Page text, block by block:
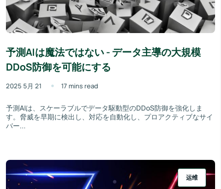
予測AIは魔法ではない - データ主導の大規模
DDoS防御を可能にする
2025 5月 21 17 mins read
予測AIは、スケーラブルでデータ駆動型のDDoS防御を強化しま
す。脅威を早期に検出し、対応を自動化し、プロアクティブなサイ
バー...
运维